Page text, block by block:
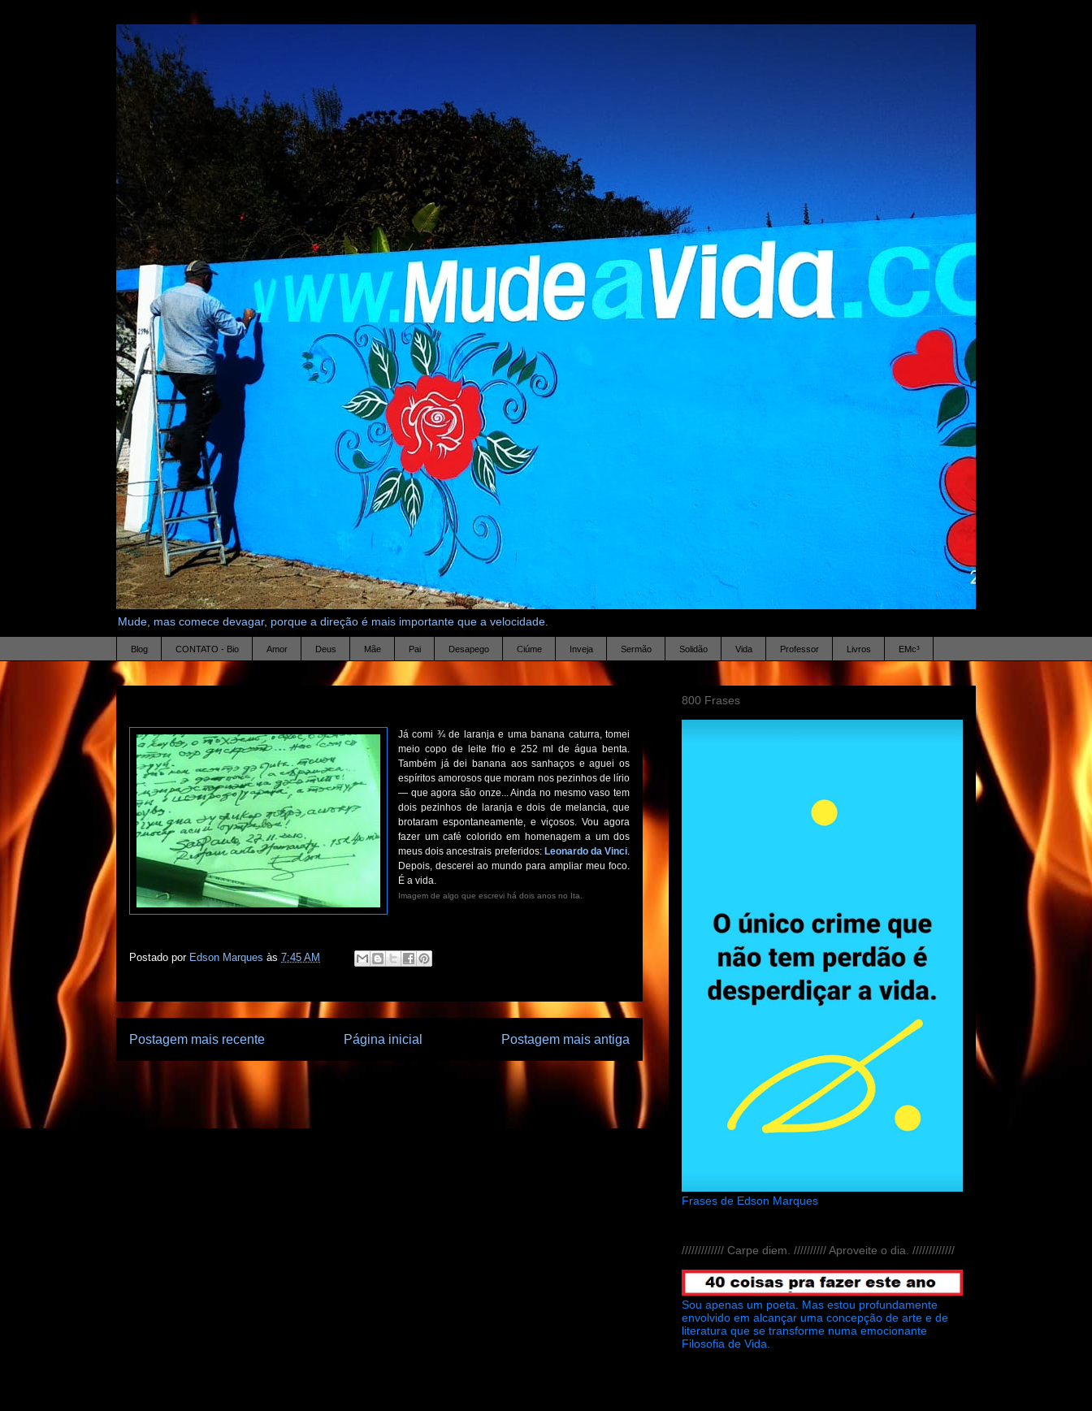
Mude, mas comece devagar, porque a direção é mais importante que a velocidade.
Blog CONTATO - Bio Amor Deus Mãe Pai Desapego Ciúme Inveja Sermão Solidão Vida Professor Livros EMc³
Já comi ¾ de laranja e uma banana caturra, tomei
meio copo de leite frio e 252 ml de água benta.
Também já dei banana aos sanhaços e aguei os
espíritos amorosos que moram nos pezinhos de lírio
— que agora são onze... Ainda no mesmo vaso tem
dois pezinhos de laranja e dois de melancia, que
brotaram espontaneamente, e viçosos. Vou agora
fazer um café colorido em homenagem a um dos
meus dois ancestrais preferidos: Leonardo da Vinci.
Depois, descerei ao mundo para ampliar meu foco.
É a vida.
Imagem de algo que escrevi há dois anos no Ita.
Postado por Edson Marques às 7:45 AM
Postagem mais recente Postagem mais antiga
Página inicial
800 Frases
Frases de Edson Marques
///////////// Carpe diem. ////////// Aproveite o dia. /////////////
Sou apenas um poeta. Mas estou profundamente
envolvido em alcançar uma concepção de arte e de
literatura que se transforme numa emocionante
Filosofia de Vida.